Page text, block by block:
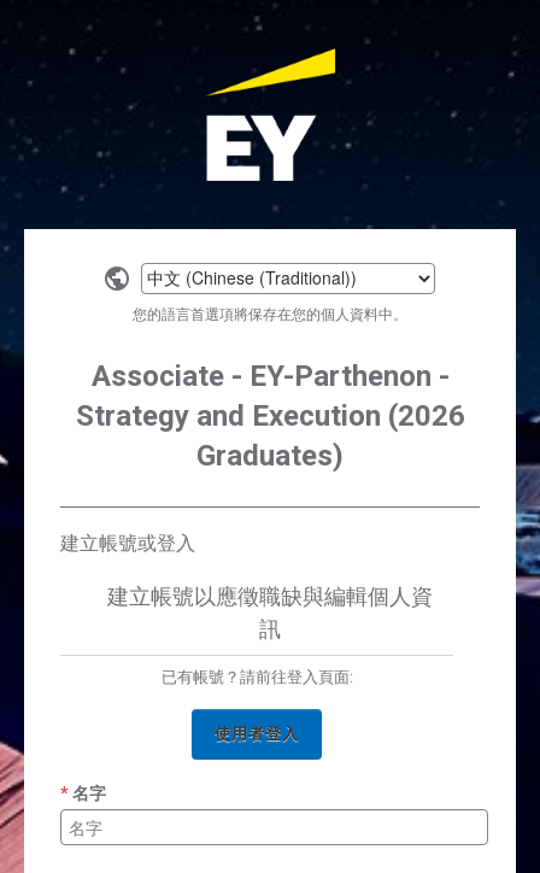
Select
language
您的語言首選項將保存在您的個人資料中。
Associate - EY-Parthenon -
Strategy and Execution (2026
Graduates)
建立帳號或登入
建立帳號以應徵職缺與編輯個人資
訊
已有帳號？請前往登入頁面:
使用者登入
名字